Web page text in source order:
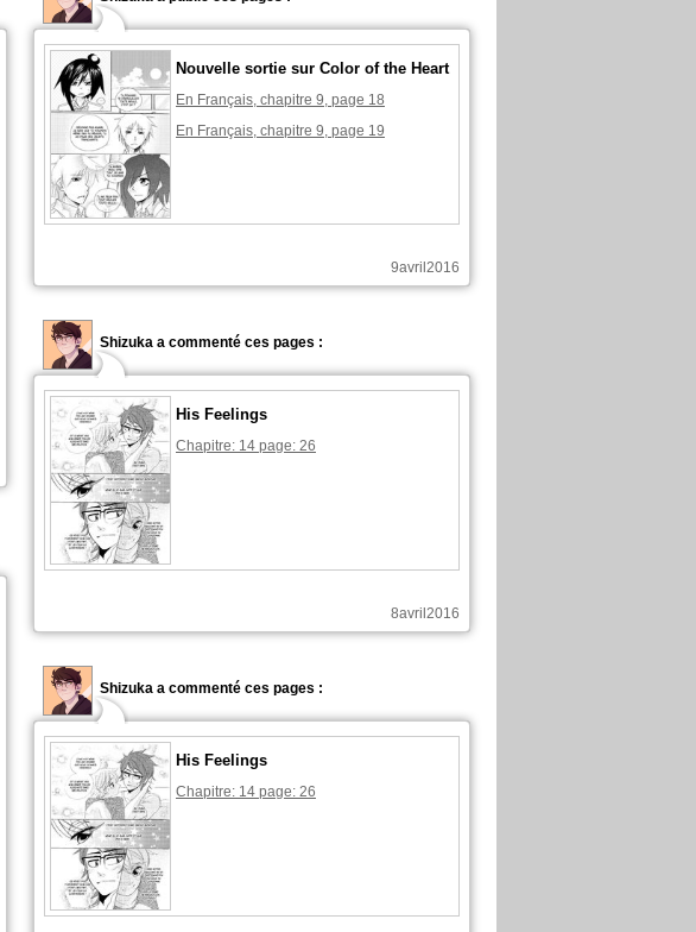
Nouvelle sortie sur Color of the Heart
En Français, chapitre 9, page 18
En Français, chapitre 9, page 19
9avril2016
Shizuka a commenté ces pages :
His Feelings
Chapitre: 14 page: 26
8avril2016
Shizuka a commenté ces pages :
His Feelings
Chapitre: 14 page: 26